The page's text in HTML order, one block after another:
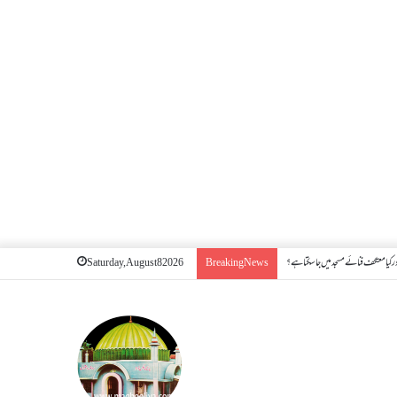
Saturday, August 8 2026 Breaking News معتکف فنائے مسجد میں جا سکتا ہے؟